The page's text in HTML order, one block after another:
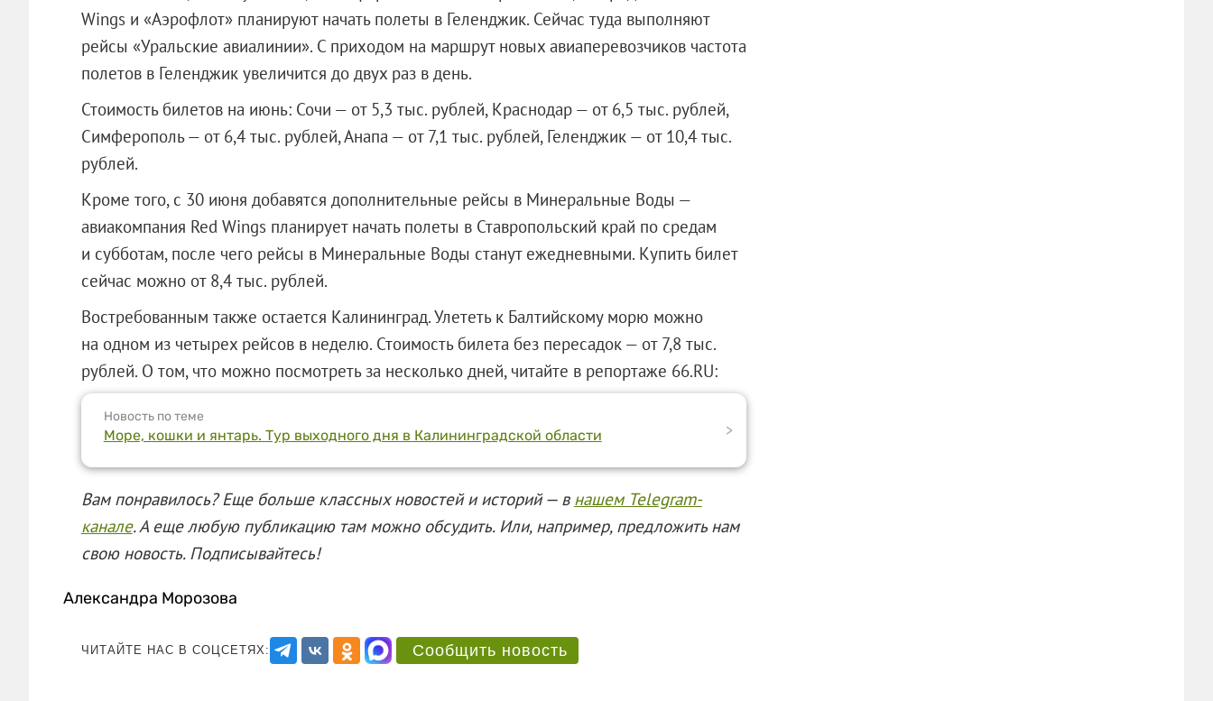
Wings и «Аэрофлот» планируют начать полеты в Геленджик. Сейчас туда выполняют
рейсы «Уральские авиалинии». С приходом на маршрут новых авиаперевозчиков частота
полетов в Геленджик увеличится до двух раз в день.
Стоимость билетов на июнь: Сочи — от 5,3 тыс. рублей, Краснодар — от 6,5 тыс. рублей,
Симферополь — от 6,4 тыс. рублей, Анапа — от 7,1 тыс. рублей, Геленджик — от 10,4 тыс.
рублей.
Кроме того, с 30 июня добавятся дополнительные рейсы в Минеральные Воды —
авиакомпания Red Wings планирует начать полеты в Ставропольский край по средам
и субботам, после чего рейсы в Минеральные Воды станут ежедневными. Купить билет
сейчас можно от 8,4 тыс. рублей.
Востребованным также остается Калининград. Улететь к Балтийскому морю можно
на одном из четырех рейсов в неделю. Стоимость билета без пересадок — от 7,8 тыс.
рублей. О том, что можно посмотреть за несколько дней, читайте в репортаже 66.RU:
Новость по теме
Море, кошки и янтарь. Тур выходного дня в Калининградской области >
Вам понравилось? Еще больше классных новостей и историй — в нашем Telegram-
канале. А еще любую публикацию там можно обсудить. Или, например, предложить нам
свою новость. Подписывайтесь!
Александра Морозова
ЧИТАЙТЕ НАС В СОЦСЕТЯХ: Сообщить новость